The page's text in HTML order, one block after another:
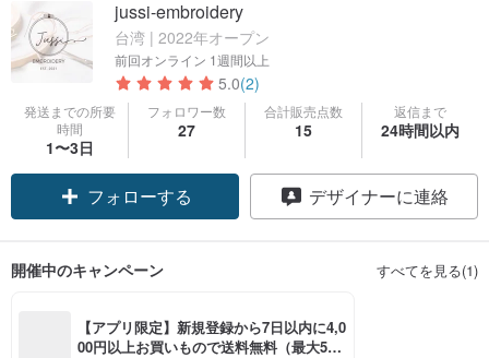
jussi-embroidery
台湾 | 2022年オープン
前回オンライン 1週間以上
5.0(2)
発送までの所要
時間
1〜3日
フォロワー数
27
合計販売点数
15
返信まで
24時間以内
フォローする デザイナーに連絡
開催中のキャンペーン すべてを見る(1)
【アプリ限定】新規登録から7日以内に4,0
00円以上お買いもので送料無料（最大500